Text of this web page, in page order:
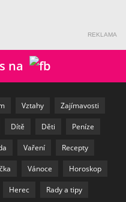
REKLAMA
na
Vztahy Zajímavosti
Dítě Děti Peníze
Vaření Recepty
Vánoce Horoskop
Herec Rady a tipy